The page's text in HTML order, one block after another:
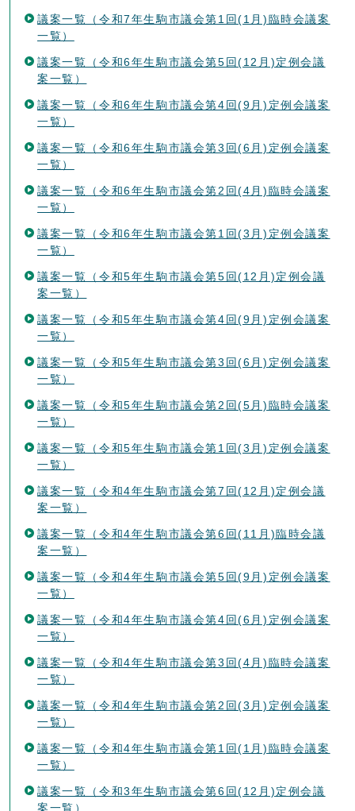
議案一覧（令和7年生駒市議会第1回(1月)臨時会議案
一覧）
議案一覧（令和6年生駒市議会第5回(12月)定例会議
案一覧）
議案一覧（令和6年生駒市議会第4回(9月)定例会議案
一覧）
議案一覧（令和6年生駒市議会第3回(6月)定例会議案
一覧）
議案一覧（令和6年生駒市議会第2回(4月)臨時会議案
一覧）
議案一覧（令和6年生駒市議会第1回(3月)定例会議案
一覧）
議案一覧（令和5年生駒市議会第5回(12月)定例会議
案一覧）
議案一覧（令和5年生駒市議会第4回(9月)定例会議案
一覧）
議案一覧（令和5年生駒市議会第3回(6月)定例会議案
一覧）
議案一覧（令和5年生駒市議会第2回(5月)臨時会議案
一覧）
議案一覧（令和5年生駒市議会第1回(3月)定例会議案
一覧）
議案一覧（令和4年生駒市議会第7回(12月)定例会議
案一覧）
議案一覧（令和4年生駒市議会第6回(11月)臨時会議
案一覧）
議案一覧（令和4年生駒市議会第5回(9月)定例会議案
一覧）
議案一覧（令和4年生駒市議会第4回(6月)定例会議案
一覧）
議案一覧（令和4年生駒市議会第3回(4月)臨時会議案
一覧）
議案一覧（令和4年生駒市議会第2回(3月)定例会議案
一覧）
議案一覧（令和4年生駒市議会第1回(1月)臨時会議案
一覧）
議案一覧（令和3年生駒市議会第6回(12月)定例会議
案一覧）